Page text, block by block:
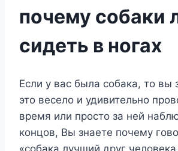
почему собаки
сидеть в ногах
Если у вас была собака, то вы
это весело и удивительно
время или просто за ней
концов, Вы знаете почему